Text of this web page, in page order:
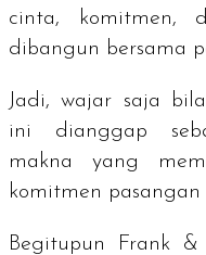
cinta, komitmen,
dibangun bersama
Jadi, wajar saja
ini dianggap
makna yang
komitmen
Begitupun Frank